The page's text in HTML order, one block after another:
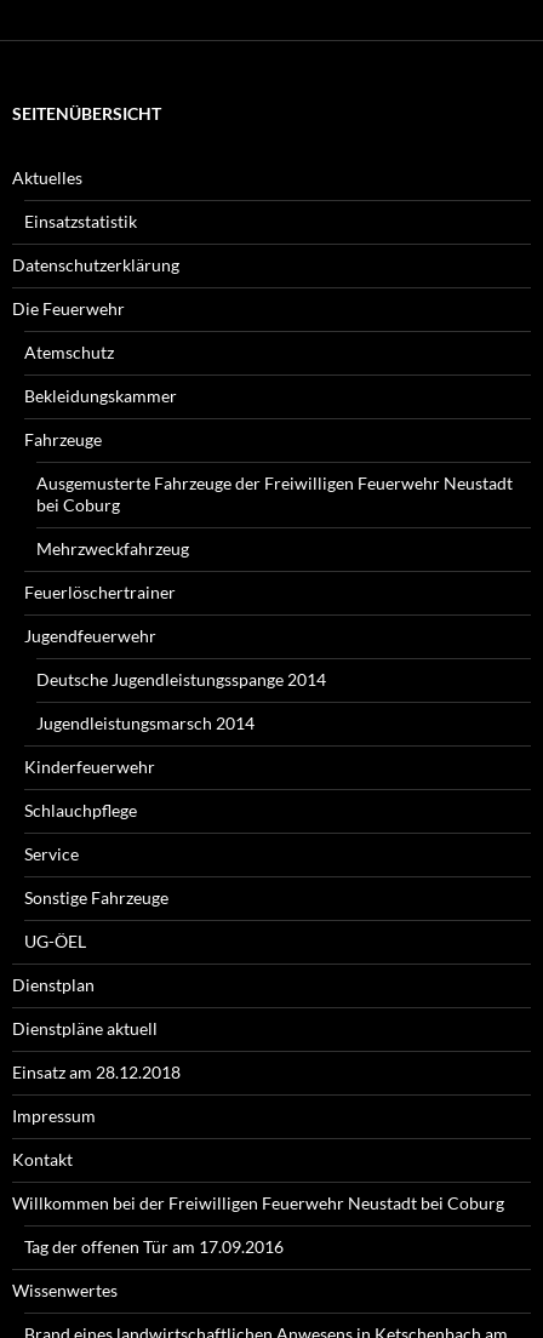
SEITENÜBERSICHT
Aktuelles
Einsatzstatistik
Datenschutzerklärung
Die Feuerwehr
Atemschutz
Bekleidungskammer
Fahrzeuge
Ausgemusterte Fahrzeuge der Freiwilligen Feuerwehr Neustadt
bei Coburg
Mehrzweckfahrzeug
Feuerlöschertrainer
Jugendfeuerwehr
Deutsche Jugendleistungsspange 2014
Jugendleistungsmarsch 2014
Kinderfeuerwehr
Schlauchpflege
Service
Sonstige Fahrzeuge
UG-ÖEL
Dienstplan
Dienstpläne aktuell
Einsatz am 28.12.2018
Impressum
Kontakt
Willkommen bei der Freiwilligen Feuerwehr Neustadt bei Coburg
Tag der offenen Tür am 17.09.2016
Wissenwertes